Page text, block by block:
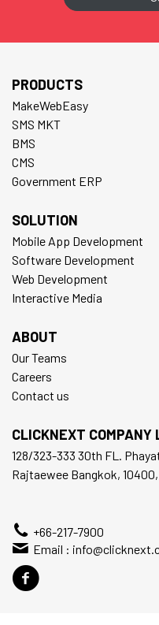
PRODUCTS
MakeWebEasy
SMS MKT
BMS
CMS
Government ERP
SOLUTION
Mobile App Development
Software Development
Web Development
Interactive Media
ABOUT
Our Teams
Careers
Contact us
CLICKNEXT COMPANY
128/323-333 30th FL.
Rajtaewee Bangkok, 10400,
+66-217-7900
Email :